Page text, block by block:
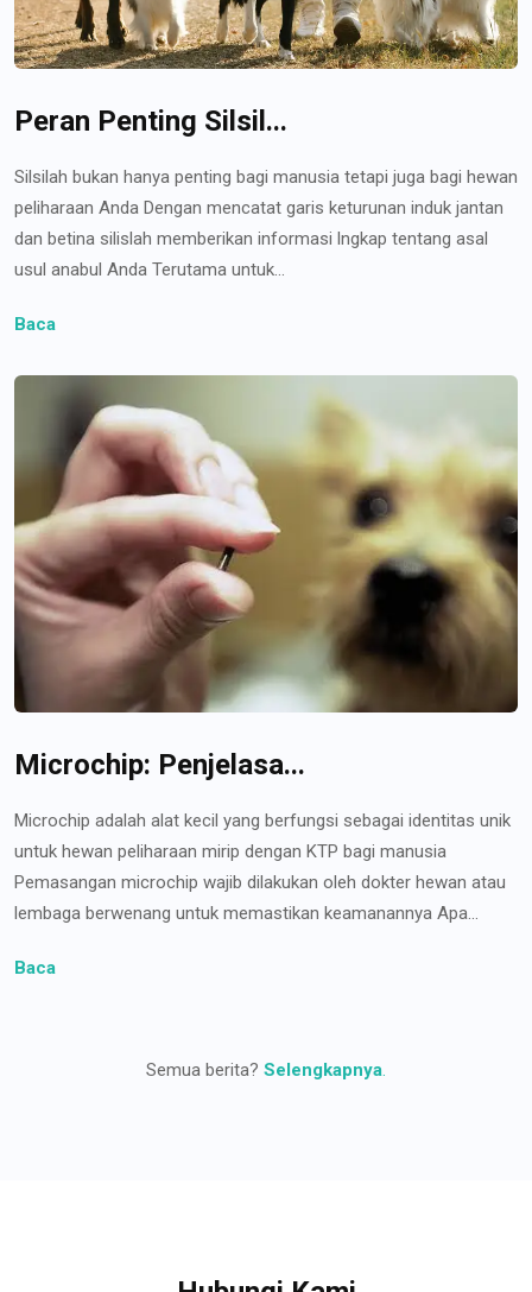
Peran Penting Silsil...
Silsilah bukan hanya penting bagi manusia tetapi juga bagi hewan
peliharaan Anda Dengan mencatat garis keturunan induk jantan
dan betina silislah memberikan informasi lngkap tentang asal
usul anabul Anda Terutama untuk...
Baca
Microchip: Penjelasa...
Microchip adalah alat kecil yang berfungsi sebagai identitas unik
untuk hewan peliharaan mirip dengan KTP bagi manusia
Pemasangan microchip wajib dilakukan oleh dokter hewan atau
lembaga berwenang untuk memastikan keamanannya Apa...
Baca
Semua berita? Selengkapnya.